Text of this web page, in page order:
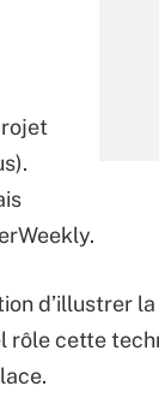
d’illustrer
cette